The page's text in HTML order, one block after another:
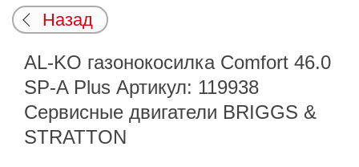
Назад
AL-KO газонокосилка Comfort 46.0
SP-A Plus Артикул: 119938
Сервисные двигатели BRIGGS &
STRATTON